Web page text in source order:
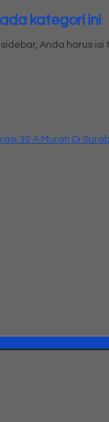
kategori ini
Anda harus